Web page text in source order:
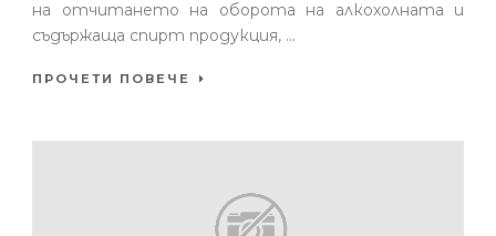
на отчитането на оборота на алкохолната и
съдържаща спирт продукция, ...
ПРОЧЕТИ ПОВЕЧЕ